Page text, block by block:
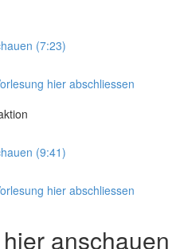
(7:23)
hier abschliessen
(9:41)
hier abschliessen
anschauen